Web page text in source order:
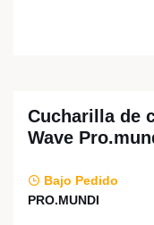
Cucharilla de
Wave
Bajo Pedido
PRO.MUNDI